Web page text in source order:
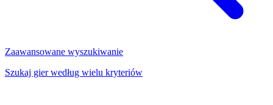
Zaawansowane wyszukiwanie
Szukaj gier według wielu kryteriów